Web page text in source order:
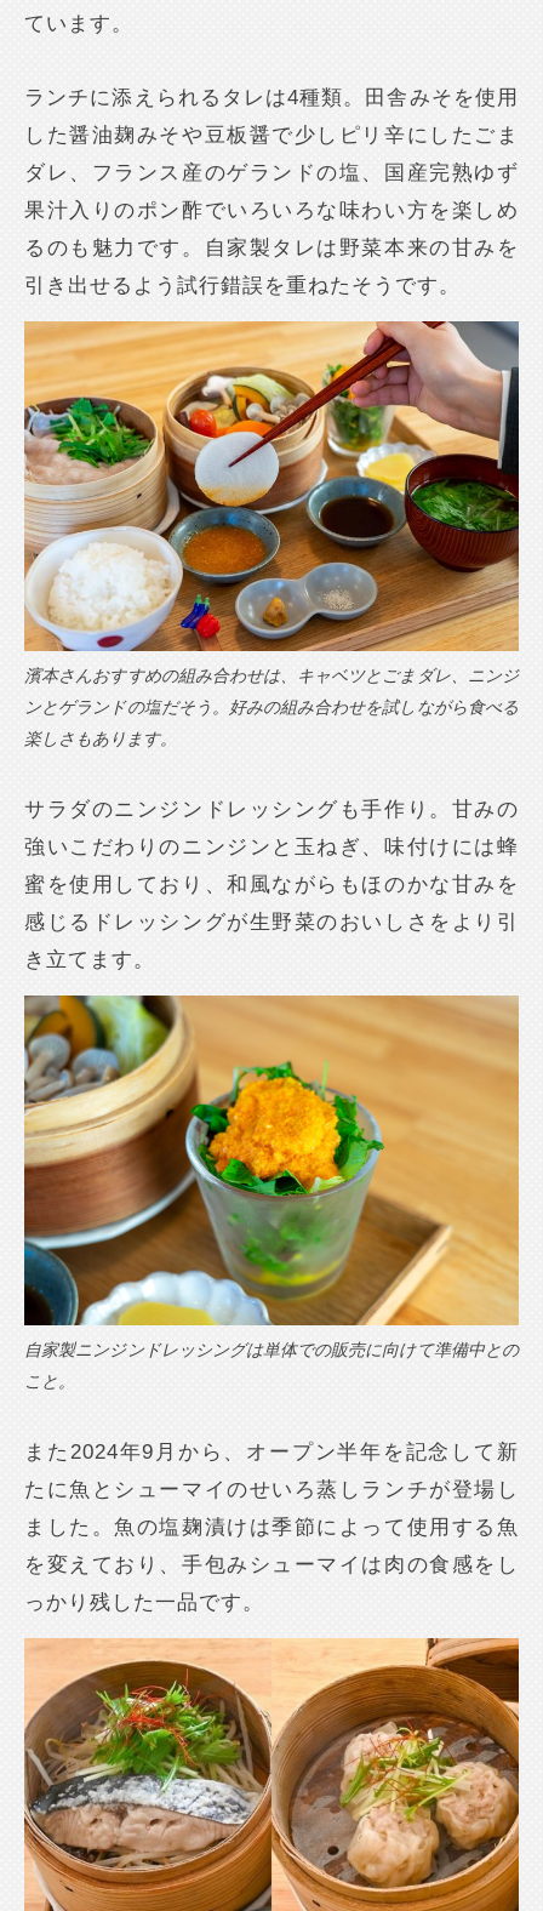
ています。
ランチに添えられるタレは4種類。田舎みそを使用
した醤油麹みそや豆板醤で少しピリ辛にしたごま
ダレ、フランス産のゲランドの塩、国産完熟ゆず
果汁入りのポン酢でいろいろな味わい方を楽しめ
るのも魅力です。自家製タレは野菜本来の甘みを
引き出せるよう試行錯誤を重ねたそうです。
濱本さんおすすめの組み合わせは、キャベツとごまダレ、ニンジ
ンとゲランドの塩だそう。好みの組み合わせを試しながら食べる
楽しさもあります。
サラダのニンジンドレッシングも手作り。甘みの
強いこだわりのニンジンと玉ねぎ、味付けには蜂
蜜を使用しており、和風ながらもほのかな甘みを
感じるドレッシングが生野菜のおいしさをより引
き立てます。
自家製ニンジンドレッシングは単体での販売に向けて準備中との
こと。
また2024年9月から、オープン半年を記念して新
たに魚とシューマイのせいろ蒸しランチが登場し
ました。魚の塩麹漬けは季節によって使用する魚
を変えており、手包みシューマイは肉の食感をし
っかり残した一品です。